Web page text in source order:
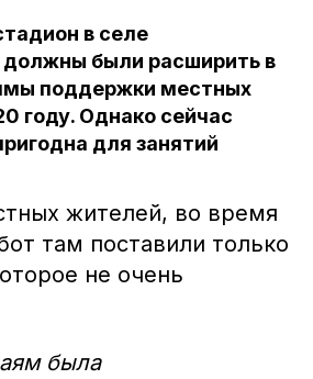
в селе
должны были расширить в
поддержки местных
году. Однако сейчас
для занятий
жителей, во время
там поставили только
не очень
была